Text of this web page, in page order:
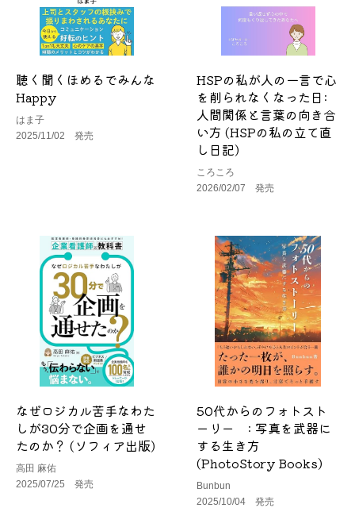
聴く聞くほめるでみんな
Happy
はま子
2025/11/02 発売
HSPの私が人の一言で心
を削られなくなった日:
人間関係と言葉の向き合
い方 (HSPの私の立て直
し日記)
ころころ
2026/02/07 発売
なぜロジカル苦手なわた
しが30分で企画を通せ
たのか？ (ソフィア出版)
高田 麻佑
2025/07/25 発売
50代からのフォトスト
ーリー : 写真を武器に
する生き方
(PhotoStory Books)
Bunbun
2025/10/04 発売